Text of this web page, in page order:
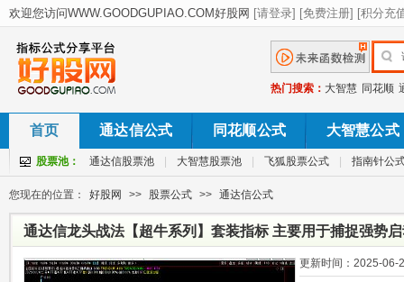
热门搜索： 大智慧 同花顺
首页 通达信公式 同花顺公式 大智慧公式
股票池： 通达信股票池 大智慧股票池 飞狐股票公式 指南针公
您现在的位置： 好股网 >> 股票公式 >> 通达信公式
通达信龙头战法【超牛系列】套装指标 主要用于捕捉强势
更新时间： 2025-06-